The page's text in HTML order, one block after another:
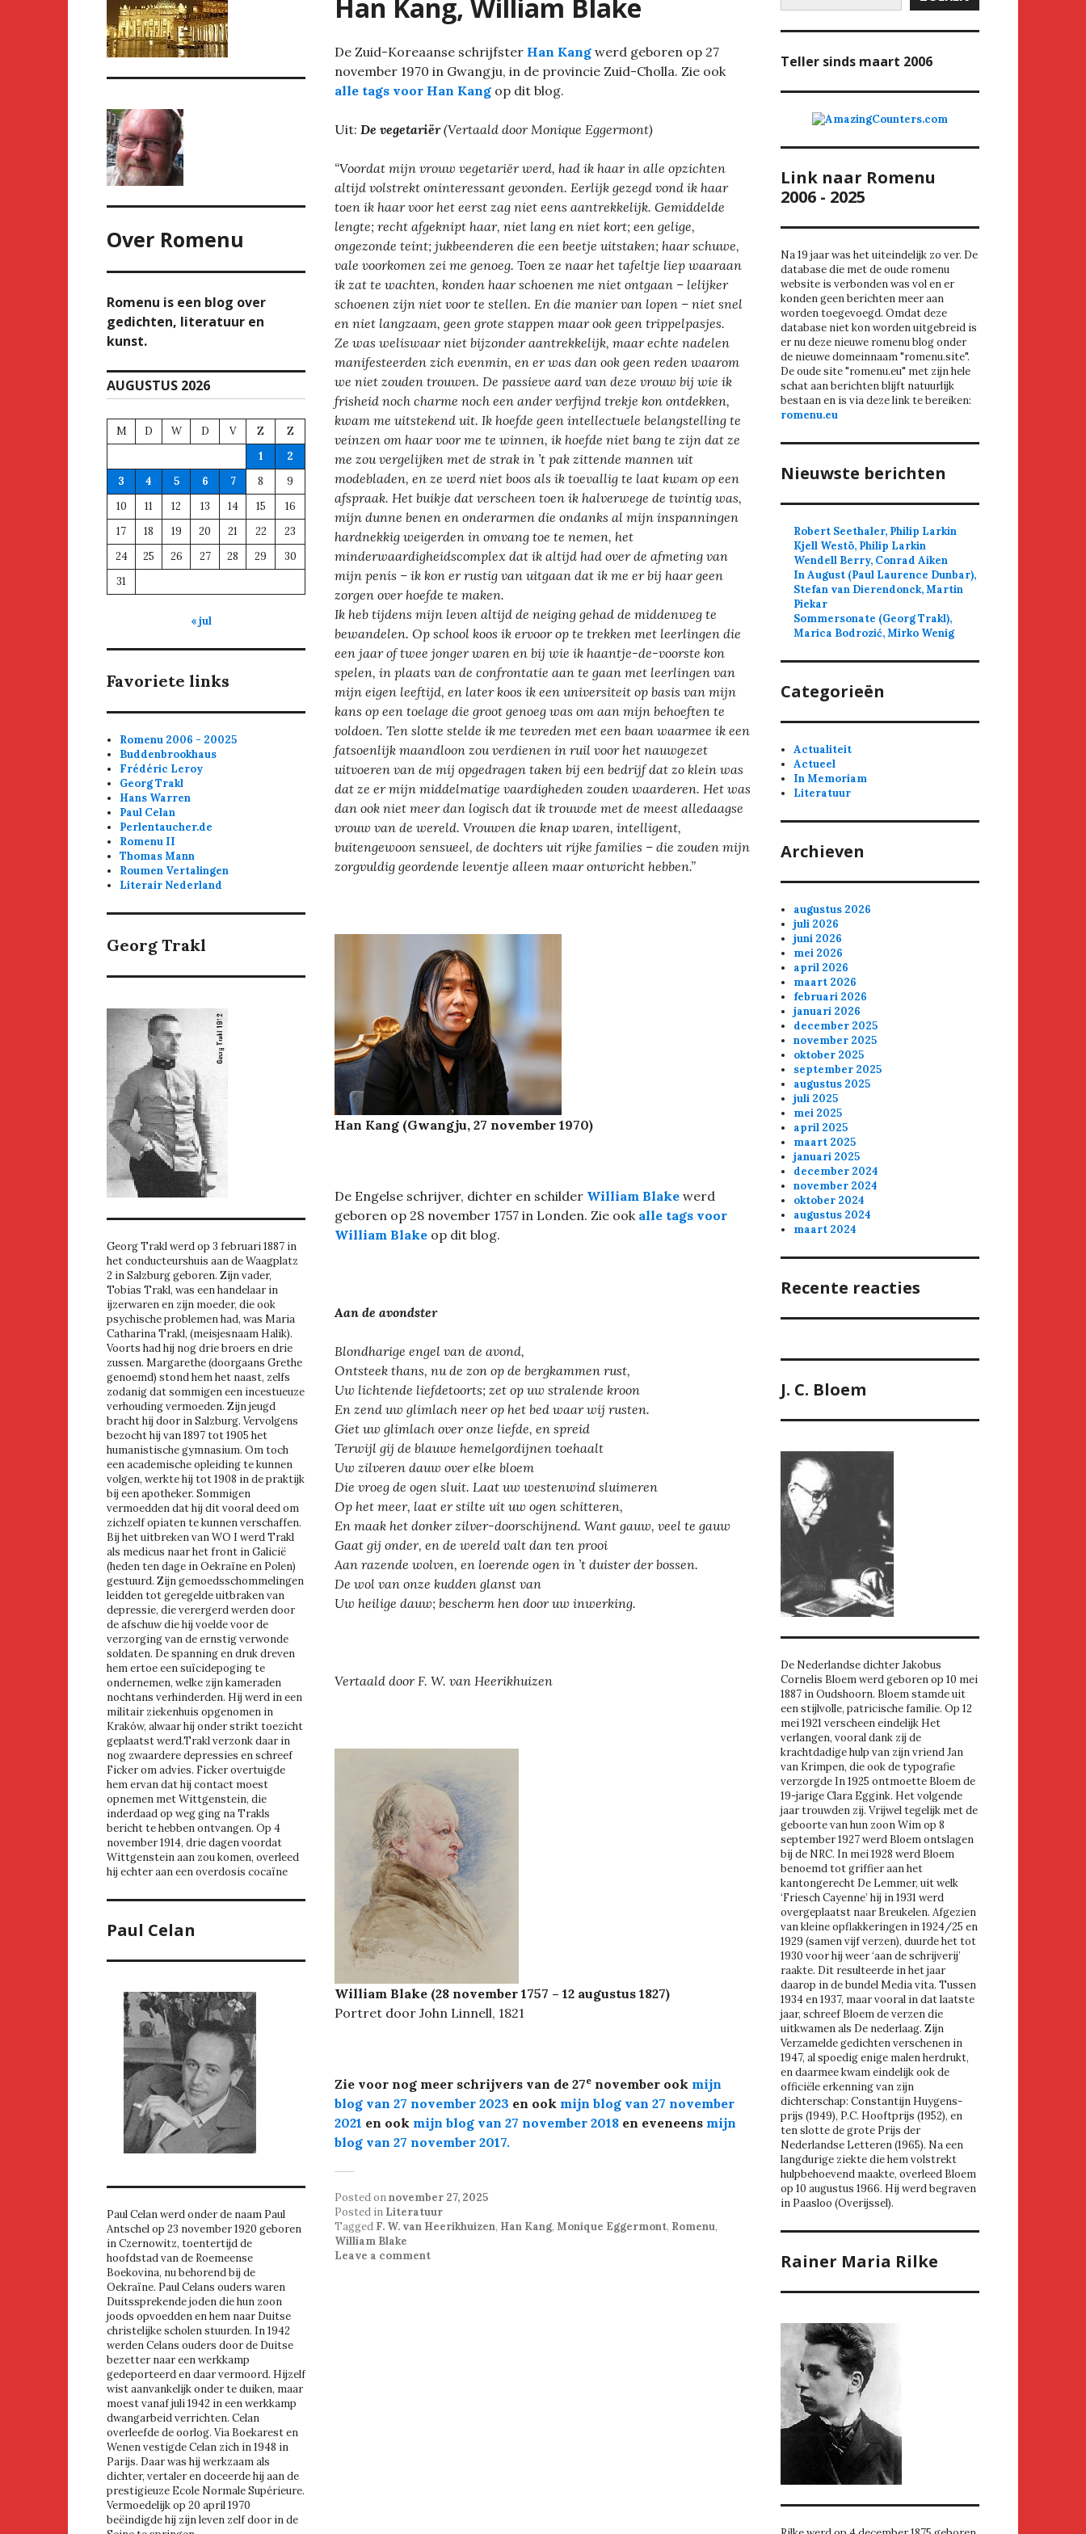
Han Kang, William Blake
De Zuid-Koreaanse schrijfster Han Kang werd geboren op 27
november 1970 in Gwangju, in de provincie Zuid-Cholla. Zie ook
alle tags voor Han Kang op dit blog.
Uit: De vegetariër(Vertaald door Monique Eggermont)
“Voordat mijn vrouw vegetariër werd, had ik haar in alle opzichten
altijd volstrekt oninteressant gevonden. Eerlijk gezegd vond ik haar
toen ik haar voor het eerst zag niet eens aantrekkelijk. Gemiddelde
lengte; recht afgeknipt haar, niet lang en niet kort; een gelige,
ongezonde teint; jukbeenderen die een beetje uitstaken; haar schuwe,
vale voorkomen zei me genoeg. Toen ze naar het tafeltje liep waaraan
ik zat te wachten, konden haar schoenen me niet ontgaan – lelijker
schoenen zijn niet voor te stellen. En die manier van lopen – niet snel
en niet langzaam, geen grote stappen maar ook geen trippelpasjes.
Ze was weliswaar niet bijzonder aantrekkelijk, maar echte nadelen
manifesteerden zich evenmin, en er was dan ook geen reden waarom
we niet zouden trouwen. De passieve aard van deze vrouw bij wie ik
frisheid noch charme noch een ander verfijnd trekje kon ontdekken,
kwam me uitstekend uit. Ik hoefde geen intellectuele belangstelling te
veinzen om haar voor me te winnen, ik hoefde niet bang te zijn dat ze
me zou vergelijken met de strak in ’t pak zittende mannen uit
modebladen, en ze werd niet boos als ik toevallig te laat kwam op een
afspraak. Het buikje dat verscheen toen ik halverwege de twintig was,
mijn dunne benen en onderarmen die ondanks al mijn inspanningen
hardnekkig weigerden in omvang toe te nemen, het
minderwaardigheidscomplex dat ik altijd had over de afmeting van
mijn penis – ik kon er rustig van uitgaan dat ik me er bij haar geen
zorgen over hoefde te maken.
Ik heb tijdens mijn leven altijd de neiging gehad de middenweg te
bewandelen. Op school koos ik ervoor op te trekken met leerlingen die
een jaar of twee jonger waren en bij wie ik haantje-de-voorste kon
spelen, in plaats van de confrontatie aan te gaan met leerlingen van
mijn eigen leeftijd, en later koos ik een universiteit op basis van mijn
kans op een toelage die groot genoeg was om aan mijn behoeften te
voldoen. Ten slotte stelde ik me tevreden met een baan waarmee ik een
fatsoenlijk maandloon zou verdienen in ruil voor het nauwgezet
uitvoeren van de mij opgedragen taken bij een bedrijf dat zo klein was
dat ze er mijn middelmatige vaardigheden zouden waarderen. Het was
dan ook niet meer dan logisch dat ik trouwde met de meest alledaagse
vrouw van de wereld. Vrouwen die knap waren, intelligent,
buitengewoon sensueel, de dochters uit rijke families – die zouden mijn
zorgvuldig geordende leventje alleen maar ontwricht hebben.”
Han Kang (Gwangju, 27 november 1970)
De Engelse schrijver, dichter en schilder William Blake werd
geboren op 28 november 1757 in Londen. Zie ook alle tags voor
William Blake op dit blog.
Aan de avondster
Blondharige engel van de avond,
Ontsteek thans, nu de zon op de bergkammen rust,
Uw lichtende liefdetoorts; zet op uw stralende kroon
En zend uw glimlach neer op het bed waar wij rusten.
Giet uw glimlach over onze liefde, en spreid
Terwijl gij de blauwe hemelgordijnen toehaalt
Uw zilveren dauw over elke bloem
Die vroeg de ogen sluit. Laat uw westenwind sluimeren
Op het meer, laat er stilte uit uw ogen schitteren,
En maak het donker zilver-doorschijnend. Want gauw, veel te gauw
Gaat gij onder, en de wereld valt dan ten prooi
Aan razende wolven, en loerende ogen in ’t duister der bossen.
De wol van onze kudden glanst van
Uw heilige dauw; bescherm hen door uw inwerking.
Vertaald door F. W. van Heerikhuizen
William Blake (28 november 1757 – 12 augustus 1827)
Portret door John Linnell, 1821
Zie voor nog meer schrijvers van de 27e november ook mijn
blog van 27 november 2023 en ook mijn blog van 27 november
2021 en ook mijn blog van 27 november 2018 en eveneens mijn
blog van 27 november 2017.
Posted onnovember 27, 2025
Posted in Literatuur
Tagged F. W. van Heerikhuizen, Han Kang, Monique Eggermont, Romenu,
William Blake
Leave a comment
Over Romenu
Romenu is een blog over
gedichten, literatuur en
kunst.
AUGUSTUS 2026
M D W D V Z
Z
1
2
3
4 5 6 7 8
9
10
11 12 13 14 15
16
17
18 19 20 21 22
23
24
25 26 27 28 29
30
31
« jul
Favoriete links
Romenu 2006 - 20025
Buddenbrookhaus
Frédéric Leroy
Georg Trakl
Hans Warren
Paul Celan
Perlentaucher.de
Romenu II
Thomas Mann
Roumen Vertalingen
Literair Nederland
Georg Trakl
Georg Trakl werd op 3 februari 1887 in
het conducteurshuis aan de Waagplatz
2 in Salzburg geboren. Zijn vader,
Tobias Trakl, was een handelaar in
ijzerwaren en zijn moeder, die ook
psychische problemen had, was Maria
Catharina Trakl, (meisjesnaam Halik).
Voorts had hij nog drie broers en drie
zussen. Margarethe (doorgaans Grethe
genoemd) stond hem het naast, zelfs
zodanig dat sommigen een incestueuze
verhouding vermoeden. Zijn jeugd
bracht hij door in Salzburg. Vervolgens
bezocht hij van 1897 tot 1905 het
humanistische gymnasium. Om toch
een academische opleiding te kunnen
volgen, werkte hij tot 1908 in de praktijk
bij een apotheker. Sommigen
vermoedden dat hij dit vooral deed om
zichzelf opiaten te kunnen verschaffen.
Bij het uitbreken van WO I werd Trakl
als medicus naar het front in Galicië
(heden ten dage in Oekraïne en Polen)
gestuurd. Zijn gemoedsschommelingen
leidden tot geregelde uitbraken van
depressie, die verergerd werden door
de afschuw die hij voelde voor de
verzorging van de ernstig verwonde
soldaten. De spanning en druk dreven
hem ertoe een suïcidepoging te
ondernemen, welke zijn kameraden
nochtans verhinderden. Hij werd in een
militair ziekenhuis opgenomen in
Kraków, alwaar hij onder strikt toezicht
geplaatst werd.Trakl verzonk daar in
nog zwaardere depressies en schreef
Ficker om advies. Ficker overtuigde
hem ervan dat hij contact moest
opnemen met Wittgenstein, die
inderdaad op weg ging na Trakls
bericht te hebben ontvangen. Op 4
november 1914, drie dagen voordat
Wittgenstein aan zou komen, overleed
hij echter aan een overdosis cocaïne
Paul Celan
Paul Celan werd onder de naam Paul
Antschel op 23 november 1920 geboren
in Czernowitz, toentertijd de
hoofdstad van de Roemeense
Boekovina, nu behorend bij de
Oekraïne. Paul Celans ouders waren
Duitssprekende joden die hun zoon
joods opvoedden en hem naar Duitse
christelijke scholen stuurden. In 1942
werden Celans ouders door de Duitse
bezetter naar een werkkamp
gedeporteerd en daar vermoord. Hijzelf
wist aanvankelijk onder te duiken, maar
moest vanaf juli 1942 in een werkkamp
dwangarbeid verrichten. Celan
overleefde de oorlog. Via Boekarest en
Wenen vestigde Celan zich in 1948 in
Parijs. Daar was hij werkzaam als
dichter, vertaler en doceerde hij aan de
prestigieuze Ecole Normale Supérieure.
Vermoedelijk op 20 april 1970
beëindigde hij zijn leven zelf door in de
Teller sinds maart 2006
Link naar Romenu
2006 - 2025
Na 19 jaar was het uiteindelijk zo ver. De
database die met de oude romenu
website is verbonden was vol en er
konden geen berichten meer aan
worden toegevoegd. Omdat deze
database niet kon worden uitgebreid is
er nu deze nieuwe romenu blog onder
de nieuwe domeinnaam "romenu.site".
De oude site "romenu.eu" met zijn hele
schat aan berichten blijft natuurlijk
bestaan en is via deze link te bereiken:
romenu.eu
Nieuwste berichten
Robert Seethaler, Philip Larkin
Kjell Westö, Philip Larkin
Wendell Berry, Conrad Aiken
In August (Paul Laurence Dunbar),
Stefan van Dierendonck, Martin
Piekar
Sommersonate (Georg Trakl),
Marica Bodrozić, Mirko Wenig
Categorieën
Actualiteit
Actueel
In Memoriam
Literatuur
Archieven
augustus 2026
juli 2026
juni 2026
mei 2026
april 2026
maart 2026
februari 2026
januari 2026
december 2025
november 2025
oktober 2025
september 2025
augustus 2025
juli 2025
mei 2025
april 2025
maart 2025
januari 2025
december 2024
november 2024
oktober 2024
augustus 2024
maart 2024
Recente reacties
J. C. Bloem
De Nederlandse dichter Jakobus
Cornelis Bloem werd geboren op 10 mei
1887 in Oudshoorn. Bloem stamde uit
een stijlvolle, patricische familie. Op 12
mei 1921 verscheen eindelijk Het
verlangen, vooral dank zij de
krachtdadige hulp van zijn vriend Jan
van Krimpen, die ook de typografie
verzorgde In 1925 ontmoette Bloem de
19-jarige Clara Eggink. Het volgende
jaar trouwden zij. Vrijwel tegelijk met de
geboorte van hun zoon Wim op 8
september 1927 werd Bloem ontslagen
bij de NRC. In mei 1928 werd Bloem
benoemd tot griffier aan het
kantongerecht De Lemmer, uit welk
‘Friesch Cayenne’ hij in 1931 werd
overgeplaatst naar Breukelen. Afgezien
van kleine opflakkeringen in 1924/25 en
1929 (samen vijf verzen), duurde het tot
1930 voor hij weer ‘aan de schrijverij’
raakte. Dit resulteerde in het jaar
daarop in de bundel Media vita. Tussen
1934 en 1937, maar vooral in dat laatste
jaar, schreef Bloem de verzen die
uitkwamen als De nederlaag. Zijn
Verzamelde gedichten verschenen in
1947, al spoedig enige malen herdrukt,
en daarmee kwam eindelijk ook de
officiële erkenning van zijn
dichterschap: Constantijn Huygens-
prijs (1949), P.C. Hooftprijs (1952), en
ten slotte de grote Prijs der
Nederlandse Letteren (1965). Na een
langdurige ziekte die hem volstrekt
hulpbehoevend maakte, overleed Bloem
op 10 augustus 1966. Hij werd begraven
in Paasloo (Overijssel).
Rainer Maria Rilke